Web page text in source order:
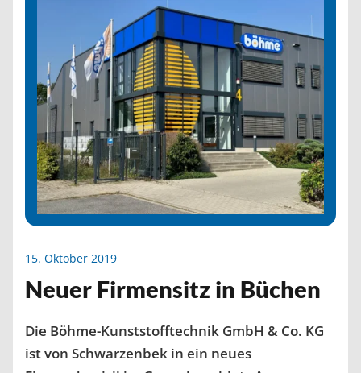
15. Oktober 2019
Neuer Firmensitz in Büchen
Die Böhme-Kunststofftechnik GmbH & Co. KG
ist von Schwarzenbek in ein neues